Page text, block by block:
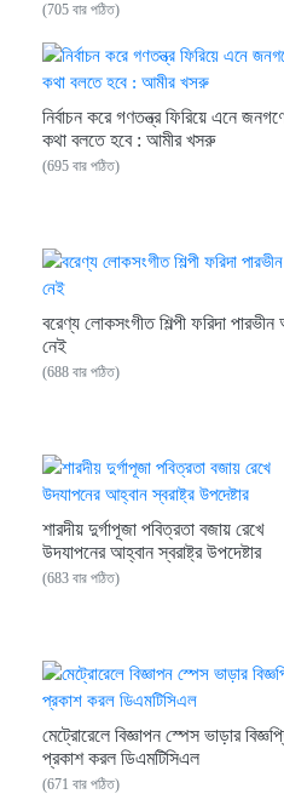
(705 বার পঠিত)
নির্বাচন করে গণতন্ত্র ফিরিয়ে এনে
কথা বলতে হবে : আমীর খসরু
(695 বার পঠিত)
বরেণ্য লোকসংগীত শিল্পী ফরিদা
নেই
(688 বার পঠিত)
শারদীয় দুর্গাপূজা পবিত্রতা বজায় রেখে
উদযাপনের আহ্বান স্বরাষ্ট্র উপদেষ্টার
(683 বার পঠিত)
মেট্রোরেলে বিজ্ঞাপন স্পেস ভাড়ার
প্রকাশ করল ডিএমটিসিএল
(671 বার পঠিত)